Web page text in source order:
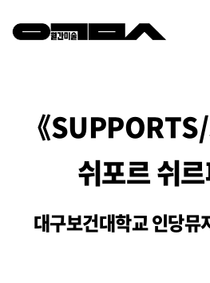
《
쉬포르 쉬르
대구보건대학교 인당